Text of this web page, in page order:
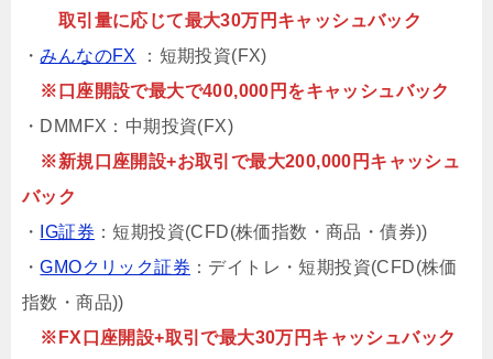
取引量に応じて最大30万円キャッシュバック
・みんなのFX
：短期投資(FX)
※口座開設で最大で400,000円をキャッシュバック
・DMMFX：中期投資(FX)
※新規口座開設+お取引で最大200,000円キャッシュ
バック
・
IG証券 ：短期投資(CFD(株価指数・商品・債券))
・GMOクリック証券 ：デイトレ・短期投資(CFD(株価
指数・商品))
※FX口座開設+取引で最大30万円キャッシュバック